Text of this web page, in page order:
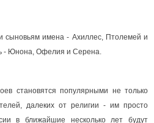
сыновьям имена - Ахиллес, Птолемей и
- Юнона, Офелия и Серена.
становятся популярными не только
далеких от религии - им просто
в ближайшие несколько лет будут